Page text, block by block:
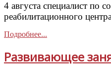
4 августа специалист по
реабилитационного
Подробнее...
Развивающее